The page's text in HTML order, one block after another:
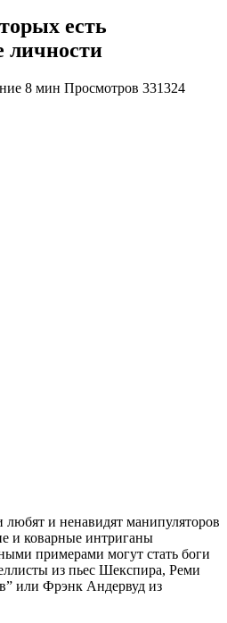
есть
личности
8 мин Просмотров 331324
любят и ненавидят манипуляторов
и коварные интриганы
примерами могут стать боги
из пьес Шекспира, Реми
или Фрэнк Андервуд из